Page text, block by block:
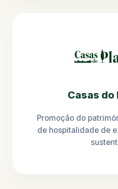
Casas do
Promoção do
de hospitalidade de